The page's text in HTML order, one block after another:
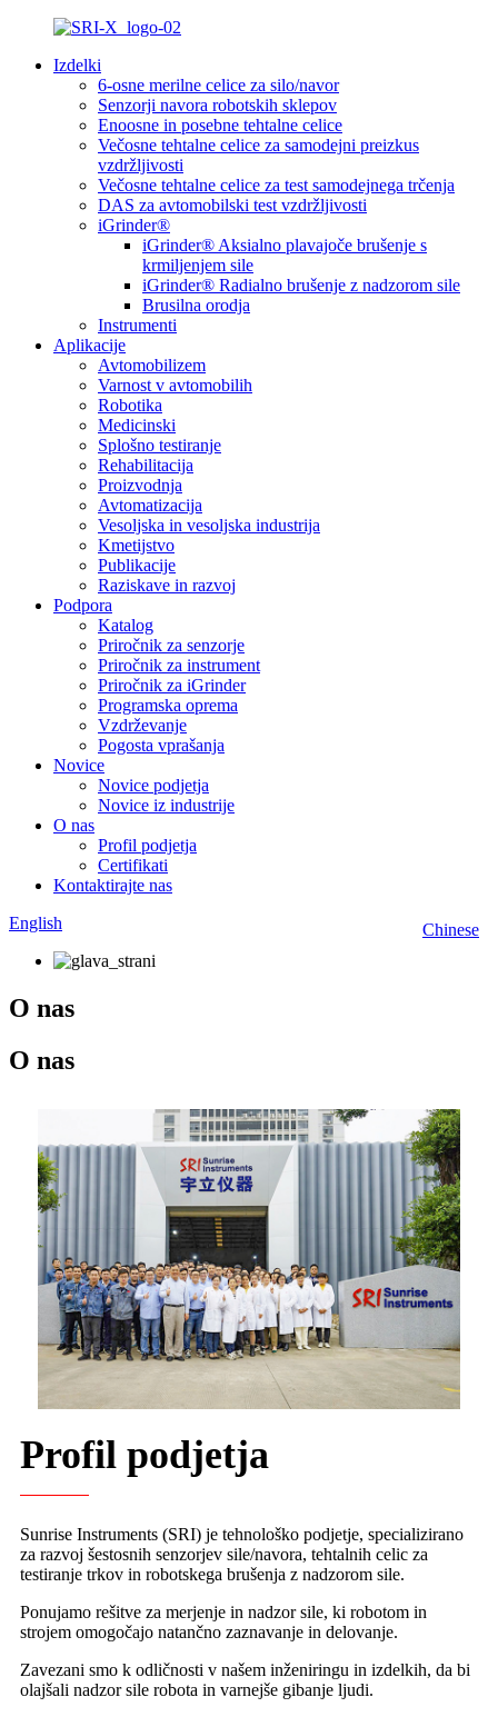
Izdelki
6-osne merilne celice za silo/navor
Senzorji navora robotskih sklepov
Enoosne in posebne tehtalne celice
Večosne tehtalne celice za samodejni preizkus
vzdržljivosti
Večosne tehtalne celice za test samodejnega trčenja
DAS za avtomobilski test vzdržljivosti
iGrinder®
iGrinder® Aksialno plavajoče brušenje s
krmiljenjem sile
iGrinder® Radialno brušenje z nadzorom sile
Brusilna orodja
Instrumenti
Aplikacije
Avtomobilizem
Varnost v avtomobilih
Robotika
Medicinski
Splošno testiranje
Rehabilitacija
Proizvodnja
Avtomatizacija
Vesoljska in vesoljska industrija
Kmetijstvo
Publikacije
Raziskave in razvoj
Podpora
Katalog
Priročnik za senzorje
Priročnik za instrument
Priročnik za iGrinder
Programska oprema
Vzdrževanje
Pogosta vprašanja
Novice
Novice podjetja
Novice iz industrije
O nas
Profil podjetja
Certifikati
Kontaktirajte nas
Chinese
English
O nas
O nas
Profil podjetja
Sunrise Instruments (SRI) je tehnološko podjetje, specializirano
za razvoj šestosnih senzorjev sile/navora, tehtalnih celic za
testiranje trkov in robotskega brušenja z nadzorom sile.
Ponujamo rešitve za merjenje in nadzor sile, ki robotom in
strojem omogočajo natančno zaznavanje in delovanje.
Zavezani smo k odličnosti v našem inženiringu in izdelkih, da bi
olajšali nadzor sile robota in varnejše gibanje ljudi.